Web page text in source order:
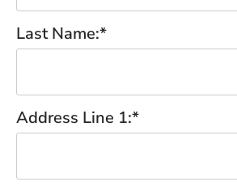
Last Name:*
Address Line 1:*